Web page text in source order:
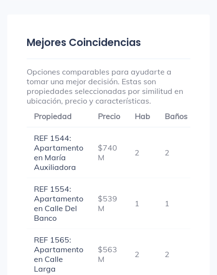
Mejores Coincidencias
Opciones comparables para ayudarte a
tomar una mejor decisión. Estas son
propiedades seleccionadas por similitud en
ubicación, precio y características.
Propiedad
Precio Hab Baños
REF 1544:
Apartamento
en María
Auxiliadora
$740
M
2 2
REF 1554:
Apartamento
en Calle Del
Banco
$539
M
1 1
REF 1565:
Apartamento
en Calle
Larga
$563
M
2 2